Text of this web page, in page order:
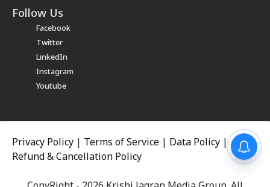
Follow Us
Facebook
Twitter
LinkedIn
Instagram
Youtube
Privacy Policy Terms of Service Data Policy |
Refund & Cancellation Policy